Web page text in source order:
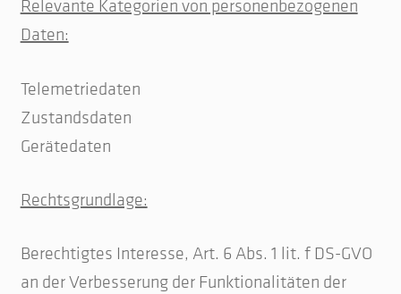
Relevante Kategorien von personenbezogenen
Daten:
Telemetriedaten
Zustandsdaten
Gerätedaten
Rechtsgrundlage:
Berechtigtes Interesse, Art. 6 Abs. 1 lit. f DS-GVO
an der Verbesserung der Funktionalitäten der